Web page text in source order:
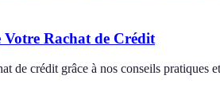
Rachat de Crédit
de crédit grâce à nos conseils pratiques